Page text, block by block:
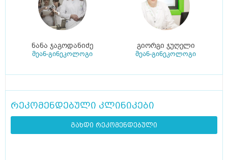
ნანა ჯაგოდანიძე
მეან-გინეკოლოგი
გიორგი ჯუღელი
მეან-გინეკოლოგი
რეკომენდებული კლინიკები
გახდი რეკომენდებული